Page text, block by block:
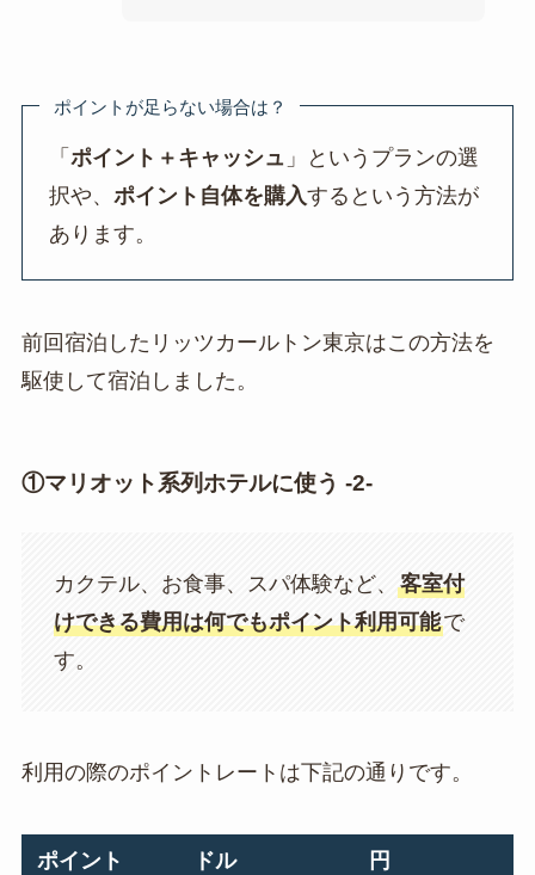
ポイントが足らない場合は？
「ポイント＋キャッシュ 」というプランの選
択や、ポイント自体を購入するという方法が
あります。
前回宿泊したリッツカールトン東京はこの方法を
駆使して宿泊しました。
①マリオット系列ホテルに使う -2-
カクテル、お食事、スパ体験など、 客室付
けできる費用は何でもポイント利用可能で
す。
利用の際のポイントレートは下記の通りです。
ポイント ドル 円